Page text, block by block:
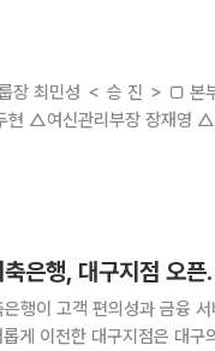
△여신관리부장 장재영
은행, 대구지점 오
은행이 고객 편의성과 금융